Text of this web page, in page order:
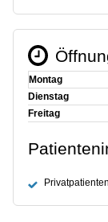
Montag
Dienstag
Freitag
Privatpatienten